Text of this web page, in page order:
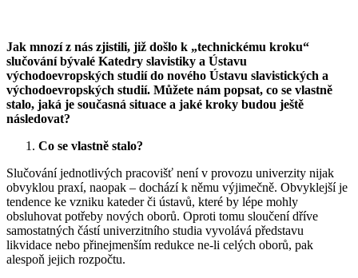
Jak mnozí z nás zjistili, již došlo k „technickému kroku“
slučování bývalé Katedry slavistiky a Ústavu
východoevropských studií do nového Ústavu slavistických a
východoevropských studií. Můžete nám popsat, co se vlastně
stalo, jaká je současná situace a jaké kroky budou ještě
následovat?
Co se vlastně stalo?
Slučování jednotlivých pracovišť není v provozu univerzity nijak
obvyklou praxí, naopak – dochází k němu výjimečně. Obvyklejší je
tendence ke vzniku kateder či ústavů, které by lépe mohly
obsluhovat potřeby nových oborů. Oproti tomu sloučení dříve
samostatných částí univerzitního studia vyvolává představu
likvidace nebo přinejmenším redukce ne-li celých oborů, pak
alespoň jejich rozpočtu.